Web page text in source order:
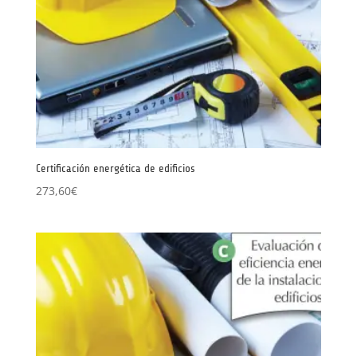
Certificación energética de edificios
273,60€